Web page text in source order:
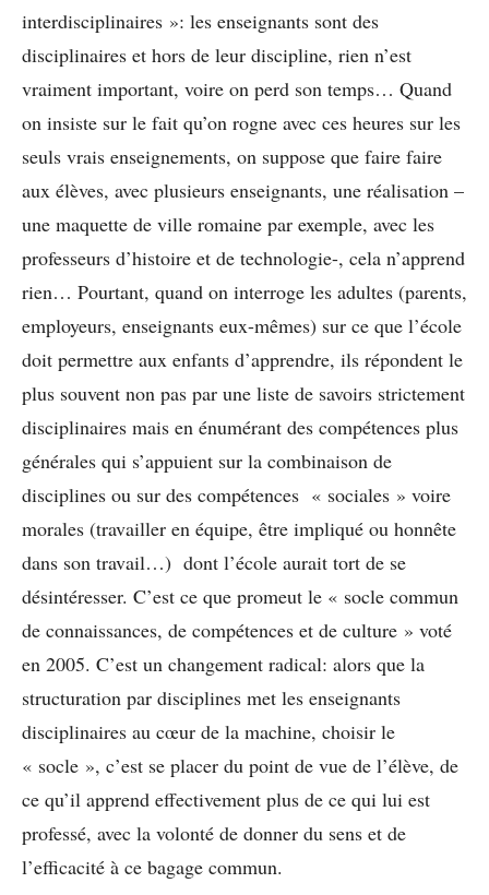
interdisciplinaires »: les enseignants sont des
disciplinaires et hors de leur discipline, rien n’est
vraiment important, voire on perd son temps… Quand
on insiste sur le fait qu’on rogne avec ces heures sur les
seuls vrais enseignements, on suppose que faire faire
aux élèves, avec plusieurs enseignants, une réalisation –
une maquette de ville romaine par exemple, avec les
professeurs d’histoire et de technologie-, cela n’apprend
rien… Pourtant, quand on interroge les adultes (parents,
employeurs, enseignants eux-mêmes) sur ce que l’école
doit permettre aux enfants d’apprendre, ils répondent le
plus souvent non pas par une liste de savoirs strictement
disciplinaires mais en énumérant des compétences plus
générales qui s’appuient sur la combinaison de
disciplines ou sur des compétences « sociales » voire
morales (travailler en équipe, être impliqué ou honnête
dans son travail…) dont l’école aurait tort de se
désintéresser. C’est ce que promeut le « socle commun
de connaissances, de compétences et de culture » voté
en 2005. C’est un changement radical: alors que la
structuration par disciplines met les enseignants
disciplinaires au cœur de la machine, choisir le
« socle », c’est se placer du point de vue de l’élève, de
ce qu’il apprend effectivement plus de ce qui lui est
professé, avec la volonté de donner du sens et de
l’efficacité à ce bagage commun.